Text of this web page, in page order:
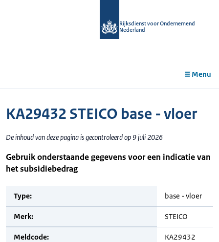
Rijksdienst voor Ondernemend
Nederland
Menu
KA29432 STEICO base - vloer
De inhoud van deze pagina is gecontroleerd op 9 juli 2026
Gebruik onderstaande gegevens voor een indicatie van
het subsidiebedrag
Type: base - vloer
Merk: STEICO
Meldcode: KA29432